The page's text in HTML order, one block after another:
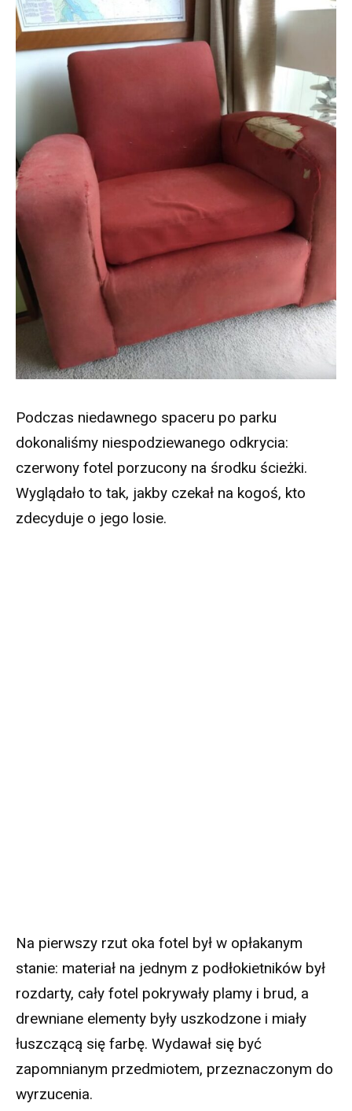
Podczas niedawnego spaceru po parku
dokonaliśmy niespodziewanego odkrycia:
czerwony fotel porzucony na środku ścieżki.
Wyglądało to tak, jakby czekał na kogoś, kto
zdecyduje o jego losie.
Na pierwszy rzut oka fotel był w opłakanym
stanie: materiał na jednym z podłokietników był
rozdarty, cały fotel pokrywały plamy i brud, a
drewniane elementy były uszkodzone i miały
łuszczącą się farbę. Wydawał się być
zapomnianym przedmiotem, przeznaczonym do
wyrzucenia.